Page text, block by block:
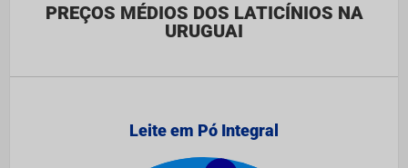
PREÇOS MÉDIOS DOS LATICÍNIOS NA
URUGUAI
Leite em Pó Integral